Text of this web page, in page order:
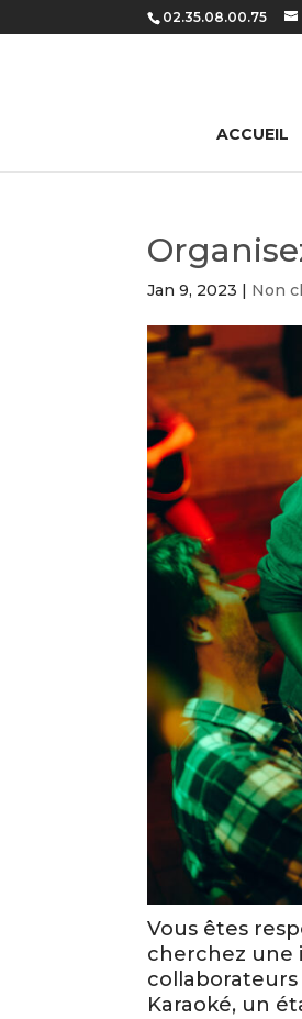
02.35.08.00.75
ACCUEIL
Jan 9, 2023 | Non
Vous êtes
cherchez une
collaborateurs
Karaoké, un
Panneau de gestion des cookies